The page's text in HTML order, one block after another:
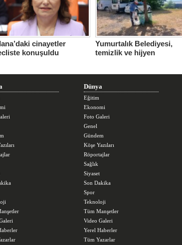
cinayetler
konuşuldu
Yumurtalık Belediyesi,
temizlik ve hijyen
Dünya
Eğitim
Ekonomi
Foto Galeri
Genel
Gündem
Köşe Yazıları
Röportajlar
Sağlık
Siyaset
Son Dakika
Spor
Teknoloji
Tüm Manşetler
Video Galeri
Yerel Haberler
Tüm Yazarlar